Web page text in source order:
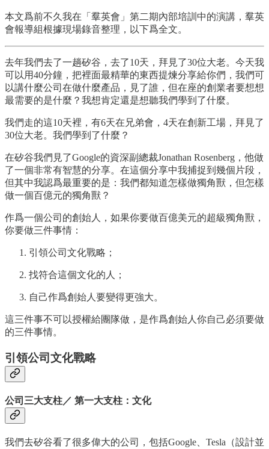
本文爲前不久我在「羣英會」第二期內部培訓中的演講，羣英
會報導組根據現場錄音整理，以下爲全文。
去年我們去了一趟矽谷，去了10天，拜見了30位大老。今天我
可以用40分鐘，把裡面最精華的東西提煉分享給你們，我們可
以講什麼公司在做什麼產品，見了誰，但在座的創業者要想想
最需要的是什麼？我想肯定還是想聽我們學到了什麼。
我們走的這10天裡，有6天在兄弟會，4天在創新工場，拜見了
30位大老。我們學到了什麼？
在矽谷我們見了Google的資深副總裁Jonathan Rosenberg，他做
了一個非常有智慧的分享。在這個分享中我捕捉到幾個片段，
但其中我認爲最重要的是：我們都知道怎樣做獨角獸，但怎樣
做一個百億元的獨角獸？
作爲一個公司的創始人，如果你要做百億美元的超級獨角獸，
你要做三件事情：
引領公司文化戰略；
找符合這個文化的人；
自己作爲創始人要變得更強大。
這三件事不可以授權給團隊做，是作爲創始人你自己必須要做
的三件事情。
引領公司文化戰略
公司三大支柱／ 第一大支柱：文化
我們去矽谷看了很多偉大的公司，包括Google、Tesla（設計並